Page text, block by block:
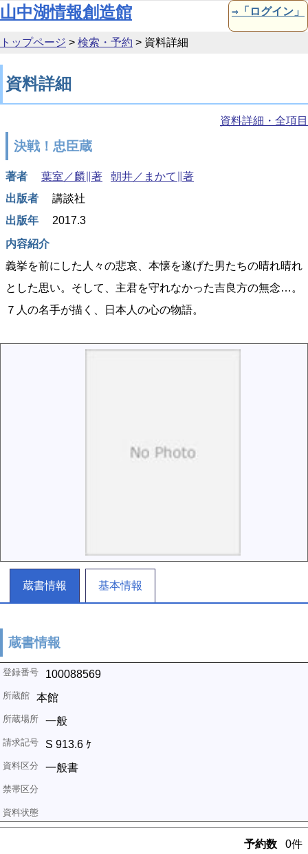
本文へ移動
山中湖情報創造館 ⇒「ログイン」
トップページ > 検索・予約 > 資料詳細
資料詳細
資料詳細・全項目
決戦！忠臣蔵
著者 葉室／麟∥著
朝井／まかて∥著
出版者
講談社
出版年
2017.3
内容紹介
義挙を前にした人々の悲哀、本懐を遂げた男たちの晴れ晴れ
とした思い。そして、主君を守れなかった吉良方の無念…。
７人の名手が描く、日本人の心の物語。
蔵書情報 基本情報
蔵書情報
100088569
本館
一般
S 913.6 ｹ
一般書
予約数 0件